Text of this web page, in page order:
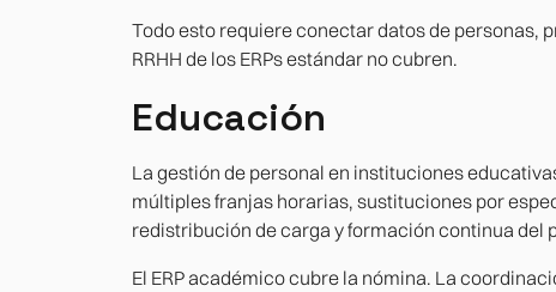
Todo esto requiere conectar datos de personas,
RRHH de los ERPs estándar no cubren.
Educación
La gestión de personal en instituciones
múltiples franjas horarias, sustituciones por
redistribución de carga y formación continua del
El ERP académico cubre la nómina. La